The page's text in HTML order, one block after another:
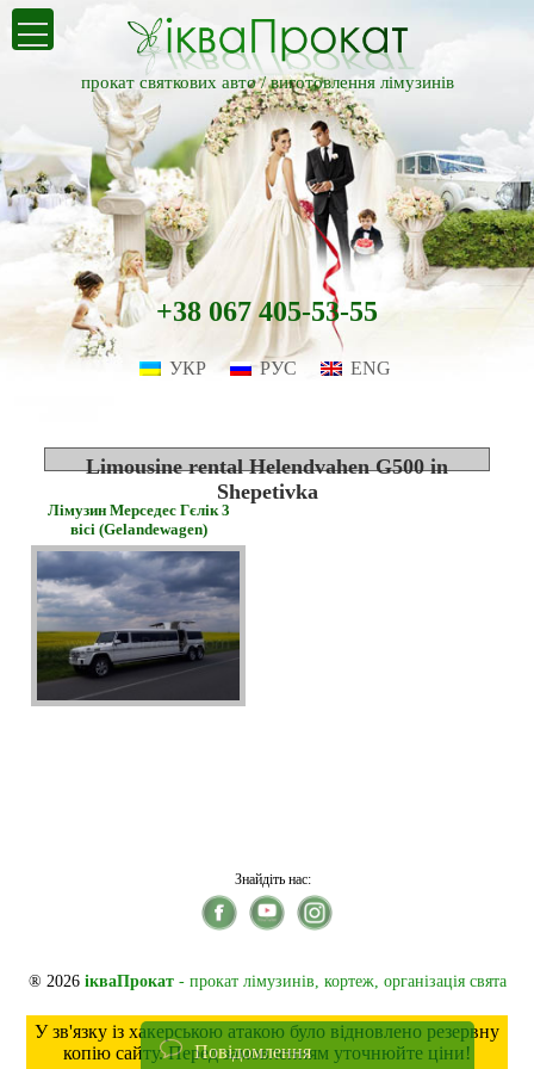
прокат святкових авто /виготовлення лімузинів
+38 067 405-53-55
УКР РУС ENG
Limousine rental Helendvahen G500 in
Shepetivka
Лімузин Мерседес Гєлік 3
вісі (Gelandewagen)
Знайдіть нас:
® 2026 ікваПрокат- прокат лімузинів, кортеж, організація свята
У зв'язку із хакерською атакою було відновлено резервну
копію сайту. Перед замовленням уточнюйте ціни!
Повідомлення